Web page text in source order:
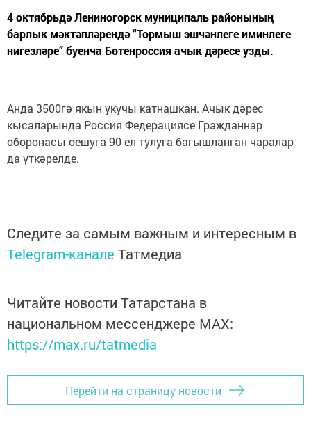
4 октябрьдә Лениногорск муниципаль районының
барлык мәктәпләрендә “Тормыш эшчәнлеге иминлеге
нигезләре” буенча Бөтенроссия ачык дәресе узды.
Анда 3500гә якын укучы катнашкан. Ачык дәрес
кысаларында Россия Федерациясе Гражданнар
оборонасы оешуга 90 ел тулуга багышланган чаралар
да үткәрелде.
Следите за самым важным и интересным в
Telegram-канале Татмедиа
Читайте новости Татарстана в
национальном мессенджере MАХ:
https://max.ru/tatmedia
Перейти на страницу новости